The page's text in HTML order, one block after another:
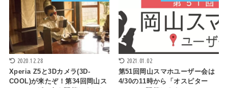
2020.12.28
Xperia Z5と3Dカメラ(3D-
COOL)が来たぞ！第34回岡山ス
2021.01.02
第51回岡山スマホユーザー会は
4/30の11時から「オスピター